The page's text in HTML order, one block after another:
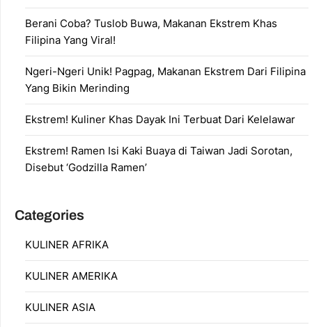
Berani Coba? Tuslob Buwa, Makanan Ekstrem Khas
Filipina Yang Viral!
Ngeri-Ngeri Unik! Pagpag, Makanan Ekstrem Dari Filipina
Yang Bikin Merinding
Ekstrem! Kuliner Khas Dayak Ini Terbuat Dari Kelelawar
Ekstrem! Ramen Isi Kaki Buaya di Taiwan Jadi Sorotan,
Disebut ‘Godzilla Ramen’
Categories
KULINER AFRIKA
KULINER AMERIKA
KULINER ASIA